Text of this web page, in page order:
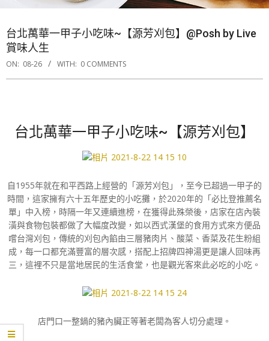
台北萬華一甲子小吃味~【源芳刈包】@Posh by Live
賞味人生
ON: 08-26 WITH: 0 COMMENTS
台北萬華一甲子小吃味~【源芳刈包】
自1955年就在和平西路上經營的「源芳刈包」，至今已超過一甲子的
時間，這家擁有六十五年歷史的小吃攤，於2020年的「必比登推薦名
單」中入榜，時隔一年又連續進榜，在獲得此殊榮後，店家在店內裝
潢與食物包裝都做了大幅度改變，如以西式漢堡的食用方式來方便品
嚐台灣刈包，傳統的刈包內餡由三層豬肉片、酸菜、香菜及花生粉組
成，每一口都充滿豐富的層次感，搭配上招牌四神湯更是讓人回味再
三，這裡不只是當地居民的生活食堂，也是觀光客來此必吃的小吃。
店門口一整鍋的豬內臟正等著老闆為客人切分處理。